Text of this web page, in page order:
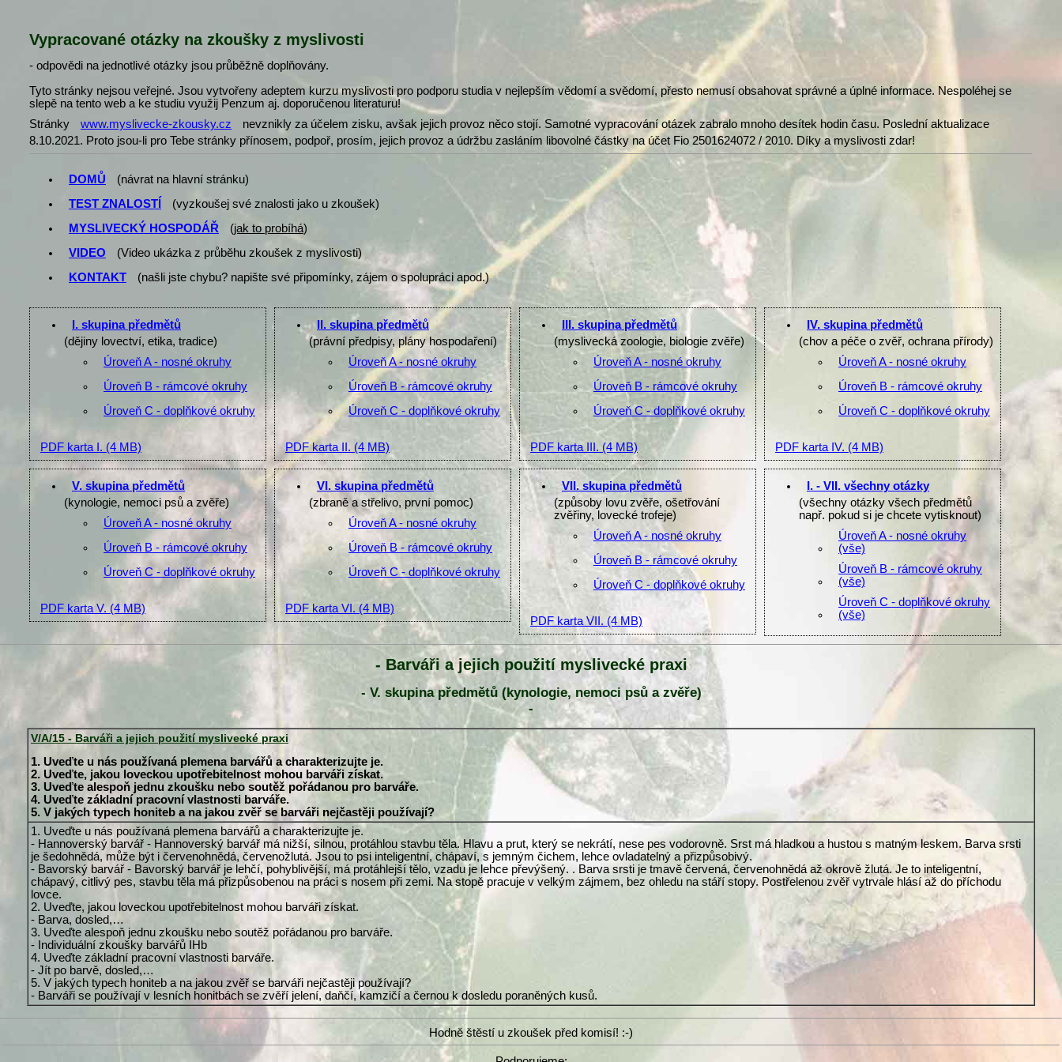
Vypracované otázky na zkoušky z myslivosti
- odpovědi na jednotlivé otázky jsou průběžně doplňovány.
Tyto stránky nejsou veřejné. Jsou vytvořeny adeptem kurzu myslivosti pro podporu studia v nejlepším vědomí a svědomí, přesto nemusí obsahovat správné a úplné informace. Nespoléhej se
slepě na tento web a ke studiu využij Penzum aj. doporučenou literaturu!
Stránky
www.myslivecke-zkousky.cz
nevznikly za účelem zisku, avšak jejich provoz něco stojí. Samotné vypracování otázek zabralo mnoho desítek hodin času. Poslední aktualizace
8.10.2021. Proto jsou-li pro Tebe stránky přínosem, podpoř, prosím, jejich provoz a údržbu zasláním libovolné částky na účet Fio 2501624072 / 2010. Díky a myslivosti zdar!
DOMŮ
(návrat na hlavní stránku)
TEST ZNALOSTÍ
(vyzkoušej své znalosti jako u zkoušek)
MYSLIVECKÝ HOSPODÁŘ
(jak to probíhá)
VIDEO
(Video ukázka z průběhu zkoušek z myslivosti)
KONTAKT
(našli jste chybu? napište své připomínky, zájem o spolupráci apod.)
I. skupina předmětů
(dějiny lovectví, etika, tradice)
Úroveň A - nosné okruhy
Úroveň B - rámcové okruhy
Úroveň C - doplňkové okruhy
PDF karta I. (4 MB)
II. skupina předmětů
(právní předpisy, plány hospodaření)
Úroveň A - nosné okruhy
Úroveň B - rámcové okruhy
Úroveň C - doplňkové okruhy
PDF karta II. (4 MB)
III. skupina předmětů
(myslivecká zoologie, biologie zvěře)
Úroveň A - nosné okruhy
Úroveň B - rámcové okruhy
Úroveň C - doplňkové okruhy
PDF karta III. (4 MB)
IV. skupina předmětů
(chov a péče o zvěř, ochrana přírody)
Úroveň A - nosné okruhy
Úroveň B - rámcové okruhy
Úroveň C - doplňkové okruhy
PDF karta IV. (4 MB)
V. skupina předmětů
(kynologie, nemoci psů a zvěře)
Úroveň A - nosné okruhy
Úroveň B - rámcové okruhy
Úroveň C - doplňkové okruhy
PDF karta V. (4 MB)
VI. skupina předmětů
(zbraně a střelivo, první pomoc)
Úroveň A - nosné okruhy
Úroveň B - rámcové okruhy
Úroveň C - doplňkové okruhy
PDF karta VI. (4 MB)
VII. skupina předmětů
(způsoby lovu zvěře, ošetřování
zvěřiny, lovecké trofeje)
Úroveň A - nosné okruhy
Úroveň B - rámcové okruhy
Úroveň C - doplňkové okruhy
PDF karta VII. (4 MB)
I. - VII. všechny otázky
(všechny otázky všech předmětů
např. pokud si je chcete vytisknout)
Úroveň A - nosné okruhy
(vše)
Úroveň B - rámcové okruhy
(vše)
Úroveň C - doplňkové okruhy
(vše)
- Barváři a jejich použití myslivecké praxi
- V. skupina předmětů (kynologie, nemoci psů a zvěře)
-
V/A/15 - Barváři a jejich použití myslivecké praxi
1. Uveďte u nás používaná plemena barvářů a charakterizujte je.
2. Uveďte, jakou loveckou upotřebitelnost mohou barváři získat.
3. Uveďte alespoň jednu zkoušku nebo soutěž pořádanou pro barváře.
4. Uveďte základní pracovní vlastnosti barváře.
5. V jakých typech honiteb a na jakou zvěř se barváři nejčastěji používají?
1. Uveďte u nás používaná plemena barvářů a charakterizujte je.
- Hannoverský barvář - Hannoverský barvář má nižší, silnou, protáhlou stavbu těla. Hlavu a prut, který se nekrátí, nese pes vodorovně. Srst má hladkou a hustou s matným leskem. Barva srsti
je šedohnědá, může být i červenohnědá, červenožlutá. Jsou to psi inteligentní, chápaví, s jemným čichem, lehce ovladatelný a přizpůsobivý.
- Bavorský barvář - Bavorský barvář je lehčí, pohyblivější, má protáhlejší tělo, vzadu je lehce převýšený. . Barva srsti je tmavě červená, červenohnědá až okrově žlutá. Je to inteligentní,
chápavý, citlivý pes, stavbu těla má přizpůsobenou na práci s nosem při zemi. Na stopě pracuje v velkým zájmem, bez ohledu na stáří stopy. Postřelenou zvěř vytrvale hlásí až do příchodu
lovce.
2. Uveďte, jakou loveckou upotřebitelnost mohou barváři získat.
- Barva, dosled,…
3. Uveďte alespoň jednu zkoušku nebo soutěž pořádanou pro barváře.
- Individuální zkoušky barvářů IHb
4. Uveďte základní pracovní vlastnosti barváře.
- Jít po barvě, dosled,…
5. V jakých typech honiteb a na jakou zvěř se barváři nejčastěji používají?
- Barváři se používají v lesních honitbách se zvěří jelení, daňčí, kamzičí a černou k dosledu poraněných kusů.
Hodně štěstí u zkoušek před komisí! :-)